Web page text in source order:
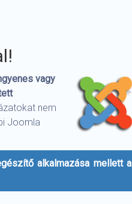
vagy
nem
Joomla
alkalmazása mellett a